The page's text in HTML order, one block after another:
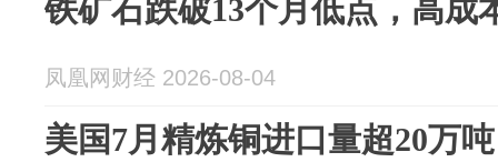
铁矿石跌破13个月低点，高成
凤凰网财经 2026-08-04
美国7月精炼铜进口量超20万